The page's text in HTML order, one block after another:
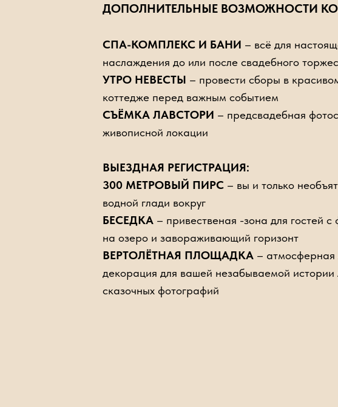
Кофе-брейк от 500р Фуршет от
СПА-КОМПЛЕКС И БАНИ – всё для
наслаждения до или после свадебного
УТРО НЕВЕСТЫ – провести сборы в
коттедже перед важным событием
СЪЁМКА ЛАВСТОРИ – предсвадебная
живописной локации
ВЫЕЗДНАЯ РЕГИСТРАЦИЯ:
300 МЕТРОВЫЙ ПИРС – вы и только
водной глади вокруг
БЕСЕДКА – привественая -зона для гостей
на озеро и завораживающий горизонт
ВЕРТОЛЁТНАЯ ПЛОЩАДКА – атмосферная
декорация для вашей незабываемой истории
сказочных фотографий
ДОПОЛНИТЕЛЬНЫЕ ВОЗМОЖНОСТИ